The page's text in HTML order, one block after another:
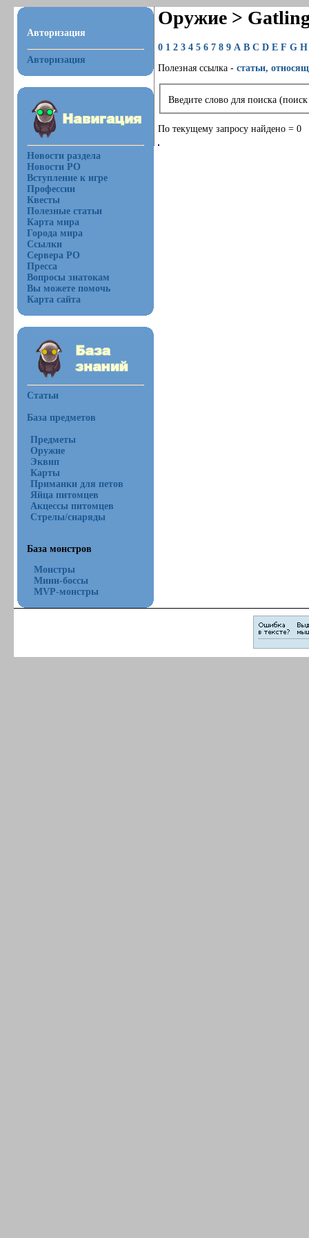
Авторизация
Авторизация
Новости раздела
Новости РО
Вступление к игре
Профессии
Квесты
Полезные статьи
Карта мира
Города мира
Ссылки
Сервера РО
Пресса
Вопросы знатокам
Вы можете помочь
Карта сайта
Статьи
База предметов
Предметы
Оружие
Эквип
Карты
Приманки для петов
Яйца питомцев
Акцессы питомцев
Стрелы/снаряды
База монстров
Монстры
Мини-боссы
MVP-монстры
Оружие >
0 1 2 3 4 5 6 7 8 9 A B C D E F G H
Полезная ссылка -статьи,
Введите слово для поиска
По текущему запросу найдено = 0